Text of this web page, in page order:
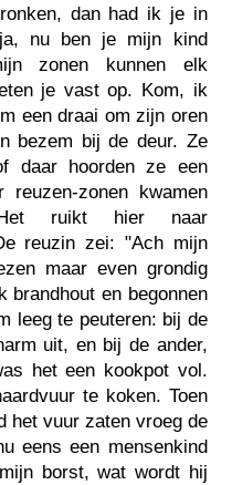
dan had ik je in
nu ben je mijn kind
zonen kunnen elk
je vast op. Kom, ik
een draai om zijn oren
bezem bij de deur. Ze
daar hoorden ze een
reuzen-zonen kwamen
ruikt hier naar
reuzin zei: "Ach mijn
maar even grondig
brandhout en begonnen
leeg te peuteren: bij de
uit, en bij de ander,
het een kookpot vol.
te koken. Toen
het vuur zaten vroeg de
eens een mensenkind
borst, wat wordt hij